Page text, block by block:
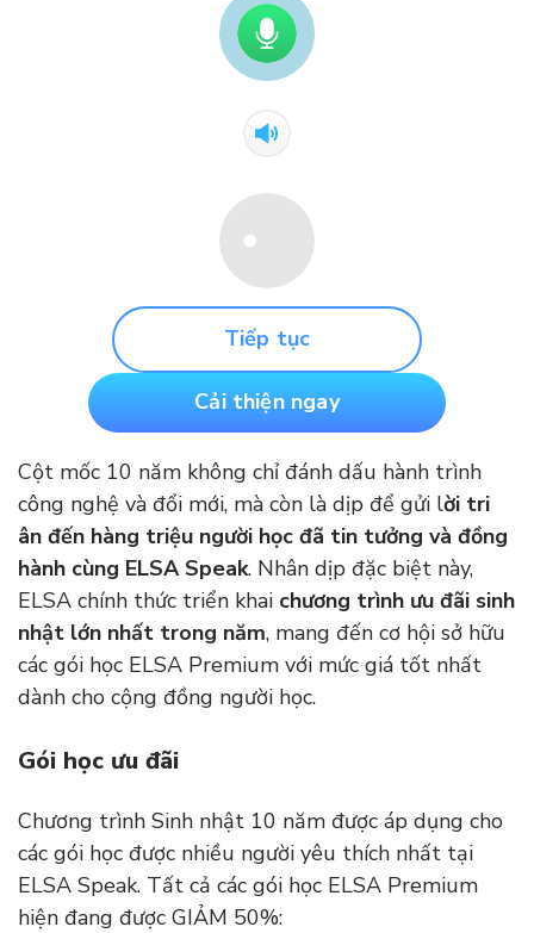
Tiếp tục
Cải thiện ngay
Cột mốc 10 năm không chỉ đánh dấu hành trình
công nghệ và đổi mới, mà còn là dịp để gửi lời tri
ân đến hàng triệu người học đã tin tưởng và đồng
hành cùng ELSA Speak. Nhân dịp đặc biệt này,
ELSA chính thức triển khai chương trình ưu đãi sinh
nhật lớn nhất trong năm, mang đến cơ hội sở hữu
các gói học ELSA Premium với mức giá tốt nhất
dành cho cộng đồng người học.
Gói học ưu đãi
Chương trình Sinh nhật 10 năm được áp dụng cho
các gói học được nhiều người yêu thích nhất tại
ELSA Speak. Tất cả các gói học ELSA Premium
hiện đang được GIẢM 50%: